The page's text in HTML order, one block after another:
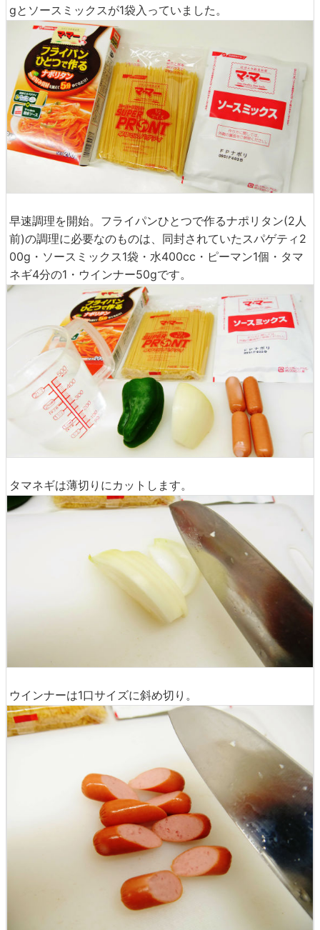
gとソースミックスが1袋入っていました。
早速調理を開始。フライパンひとつで作るナポリタン(2人
前)の調理に必要なのものは、同封されていたスパゲティ2
00g・ソースミックス1袋・水400cc・ピーマン1個・タマ
ネギ4分の1・ウインナー50gです。
タマネギは薄切りにカットします。
ウインナーは1口サイズに斜め切り。